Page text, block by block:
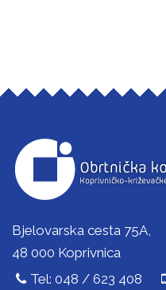
Bjelovarska cesta 75A,
48 000 Koprivnica
Tel: 048 / 623 408